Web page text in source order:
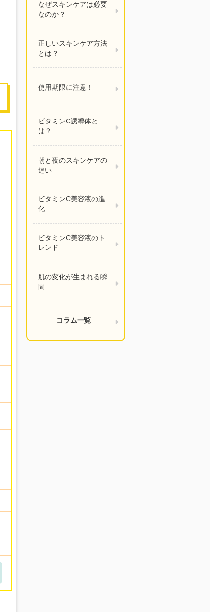
なぜスキンケアは必要
なのか？
正しいスキンケア方法
とは？
使用期限に注意！
ビタミンC誘導体と
は？
朝と夜のスキンケアの
違い
ビタミンC美容液の進
化
ビタミンC美容液のト
レンド
肌の変化が生まれる瞬
間
コラム一覧